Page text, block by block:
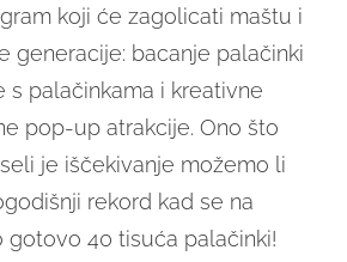
koji će zagolicati maštu i
generacije: bacanje palačinki
s palačinkama i kreativne
pop-up atrakcije. Ono što
je iščekivanje možemo li
rekord kad se na
40 tisuća palačinki!